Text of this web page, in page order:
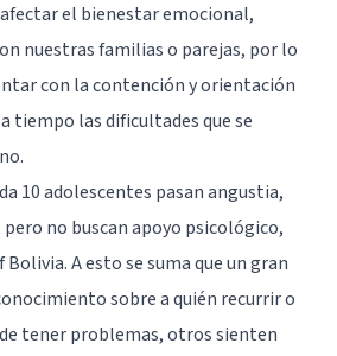
el bienestar emocional,
nuestras familias o parejas, por lo
con la contención y orientación
tiempo las dificultades que se
10 adolescentes pasan angustia,
no buscan apoyo psicológico,
A esto se suma que un gran
sobre a quién recurrir o
tener problemas, otros sienten